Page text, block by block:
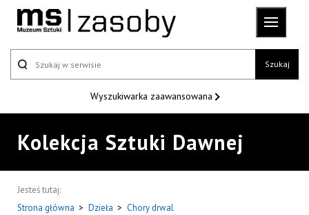
Szukaj
Wyszukiwarka zaawansowana
Kolekcja Sztuki Dawnej
Jesteś tutaj:
Strona główna > Dzieła > Chory drwal